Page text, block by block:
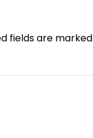
fields are marked